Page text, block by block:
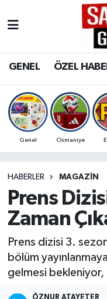
GENEL ÖZEL
Genel Osmaniye
HABERLER MAGAZİN
Prens
Zaman
Prens dizisi 3.
bölüm
gelmesi bekleniyor,
OSMANİYE
MAGAZİN
SPOR
RESMİ İLANLAR
Osmaniye
Osmaniye
Süper Lig Puan
Son Dakika
Haber Arşivi